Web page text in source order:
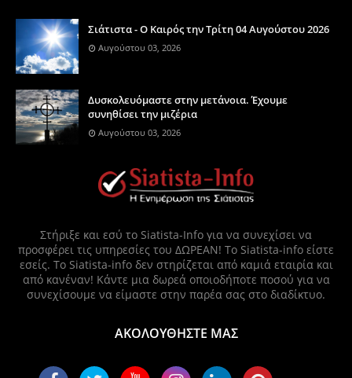
Σιάτιστα - Ο Καιρός την Τρίτη 04 Αυγούστου 2026
Αυγούστου 03, 2026
Δυσκολευόμαστε στην μετάνοια. Έχουμε
συνηθίσει την μιζέρια
Αυγούστου 03, 2026
Στήριξε και εσύ το Siatista-Info για να συνεχίσει να
προσφέρει τις υπηρεσίες του ΔΩΡΕΑΝ! Το Siatista-info είστε
εσείς. Το Siatista-info δεν στηρίζεται από καμιά εταιρία και
από κανέναν! Κάντε μια δωρεά οποιοδήποτε ποσού για να
συνεχίσουμε να είμαστε στην παρέα σας στο διαδίκτυο.
ΑΚΟΛΟΥΘΗΣΤΕ ΜΑΣ